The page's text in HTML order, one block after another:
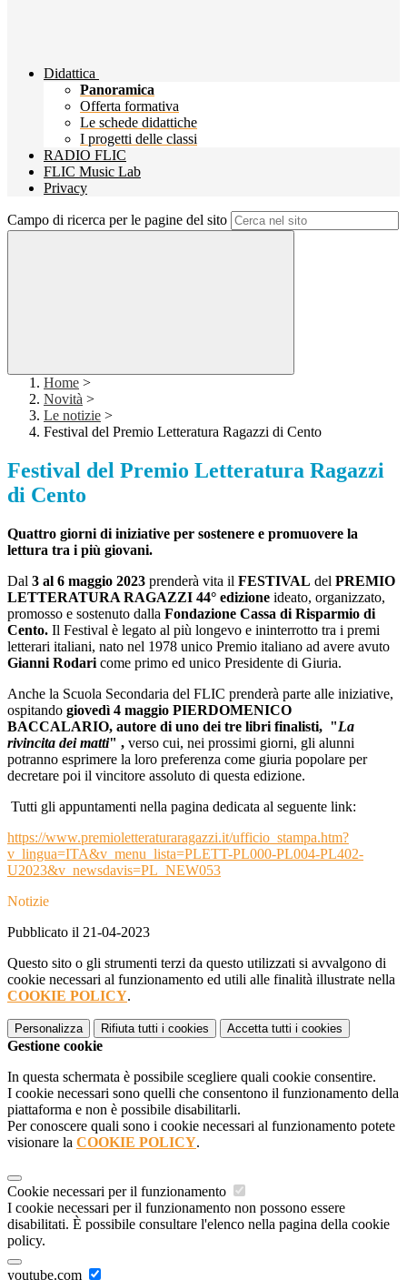
Didattica
Panoramica
Offerta formativa
Le schede didattiche
I progetti delle classi
RADIO FLIC
FLIC Music Lab
Privacy
Campo di ricerca per le pagine del sito
Home >
Novità >
Le notizie >
Festival del Premio Letteratura Ragazzi di Cento
Festival del Premio Letteratura Ragazzi
di Cento
Quattro giorni di iniziative per sostenere e promuovere la
lettura tra i più giovani.
Dal 3 al 6 maggio 2023 prenderà vita il FESTIVAL del PREMIO
LETTERATURA RAGAZZI 44° edizione ideato, organizzato,
promosso e sostenuto dalla Fondazione Cassa di Risparmio di
Cento. Il Festival è legato al più longevo e ininterrotto tra i premi
letterari italiani, nato nel 1978 unico Premio italiano ad avere avuto
Gianni Rodari come primo ed unico Presidente di Giuria.
Anche la Scuola Secondaria del FLIC prenderà parte alle iniziative,
ospitando giovedì 4 maggio PIERDOMENICO
BACCALARIO, autore di uno dei tre libri finalisti, "La
rivincita dei matti" , verso cui, nei prossimi giorni, gli alunni
potranno esprimere la loro preferenza come giuria popolare per
decretare poi il vincitore assoluto di questa edizione.
Tutti gli appuntamenti nella pagina dedicata al seguente link:
https://www.premioletteraturaragazzi.it/ufficio_stampa.htm?
v_lingua=ITA&v_menu_lista=PLETT-PL000-PL004-PL402-
U2023&v_newsdavis=PL_NEW053
Notizie
Pubblicato il 21-04-2023
Questo sito o gli strumenti terzi da questo utilizzati si avvalgono di
cookie necessari al funzionamento ed utili alle finalità illustrate nella
COOKIE POLICY.
Personalizza Rifiuta tutti i cookies Accetta tutti i cookies
Gestione cookie
In questa schermata è possibile scegliere quali cookie consentire.
I cookie necessari sono quelli che consentono il funzionamento della
piattaforma e non è possibile disabilitarli.
Per conoscere quali sono i cookie necessari al funzionamento potete
visionare la COOKIE POLICY.
Cookie necessari per il funzionamento
I cookie necessari per il funzionamento non possono essere
disabilitati. È possibile consultare l'elenco nella pagina della cookie
policy.
youtube.com